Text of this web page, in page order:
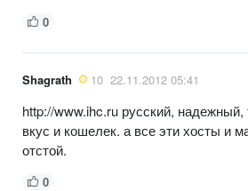
0
Shagrath 10 22.11.2012 05:41
http://www.ihc.ru русский,
вкус и кошелек. а все эти хосты и
отстой.
0